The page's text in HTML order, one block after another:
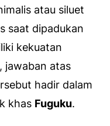
atau siluet
saat dipadukan
kekuatan
jawaban atas
hadir dalam
khas Fuguku.